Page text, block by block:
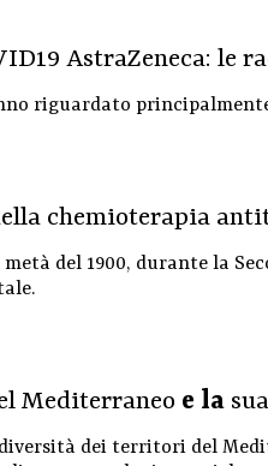
AstraZeneca: le
riguardato
chemioterapia
del 1900, durante la
Mediterraneo e la
dei territori del